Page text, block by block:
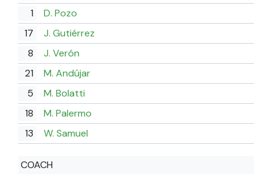
1
D. Pozo
17
J. Gutiérrez
8
J. Verón
21
M. Andújar
5
M. Bolatti
18
M. Palermo
13
W. Samuel
COACH